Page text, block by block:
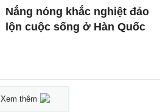
Nắng nóng khắc nghiệt đảo
lộn cuộc sống ở Hàn Quốc
Xem thêm